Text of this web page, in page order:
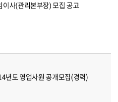
사(관리본부장) 모집 공고
년도 영업사원 공개모집(경력)